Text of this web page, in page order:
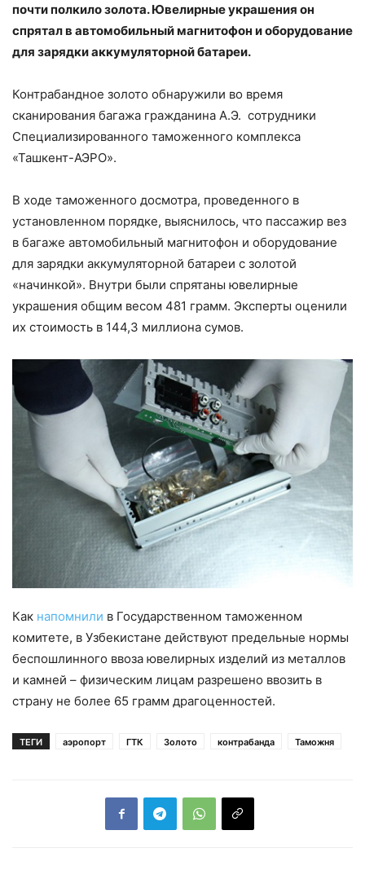
почти полкило золота. Ювелирные украшения он
спрятал в автомобильный магнитофон и оборудование
для зарядки аккумуляторной батареи.
Контрабандное золото обнаружили во время
сканирования багажа гражданина А.Э. сотрудники
Специализированного таможенного комплекса
«Ташкент-АЭРО».
В ходе таможенного досмотра, проведенного в
установленном порядке, выяснилось, что пассажир вез
в багаже автомобильный магнитофон и оборудование
для зарядки аккумуляторной батареи с золотой
«начинкой». Внутри были спрятаны ювелирные
украшения общим весом 481 грамм. Эксперты оценили
их стоимость в 144,3 миллиона сумов.
Как напомнили в Государственном таможенном
комитете, в Узбекистане действуют предельные нормы
беспошлинного ввоза ювелирных изделий из металлов
и камней – физическим лицам разрешено ввозить в
страну не более 65 грамм драгоценностей.
ТЕГИ аэропорт ГТК Золото контрабанда Таможня